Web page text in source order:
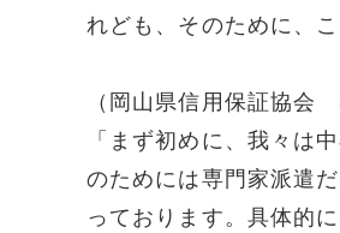
れども、そのために、
（岡山県信用保証協会
「まず初めに、我々は
のためには専門家派遣
っております。具体的